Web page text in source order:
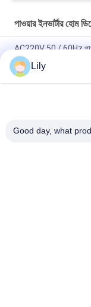
পাওয়ার ইনভার্টার হোম
AC220V 50 / 60Hz
সাইন ওয়েভ 3000W
এক্সএল সিরিজ খাঁটি সাইন
Lily
Good day, what